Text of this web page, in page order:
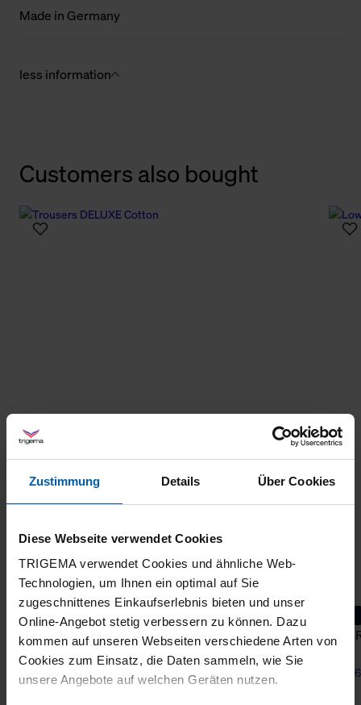
Zustimmung Details Über Cookies
Diese Webseite verwendet Cookies
TRIGEMA verwendet Cookies und ähnliche Web-
Technologien, um Ihnen ein optimal auf Sie
zugeschnittenes Einkaufserlebnis bieten und unser
Online-Angebot stetig verbessern zu können. Dazu
kommen auf unseren Webseiten verschiedene Arten von
Cookies zum Einsatz, die Daten sammeln, wie Sie
unsere Angebote auf welchen Geräten nutzen.
Made in Germany
less information
Customers also bought
Trousers DELUXE Cotton
from 63,40 €
Low
from